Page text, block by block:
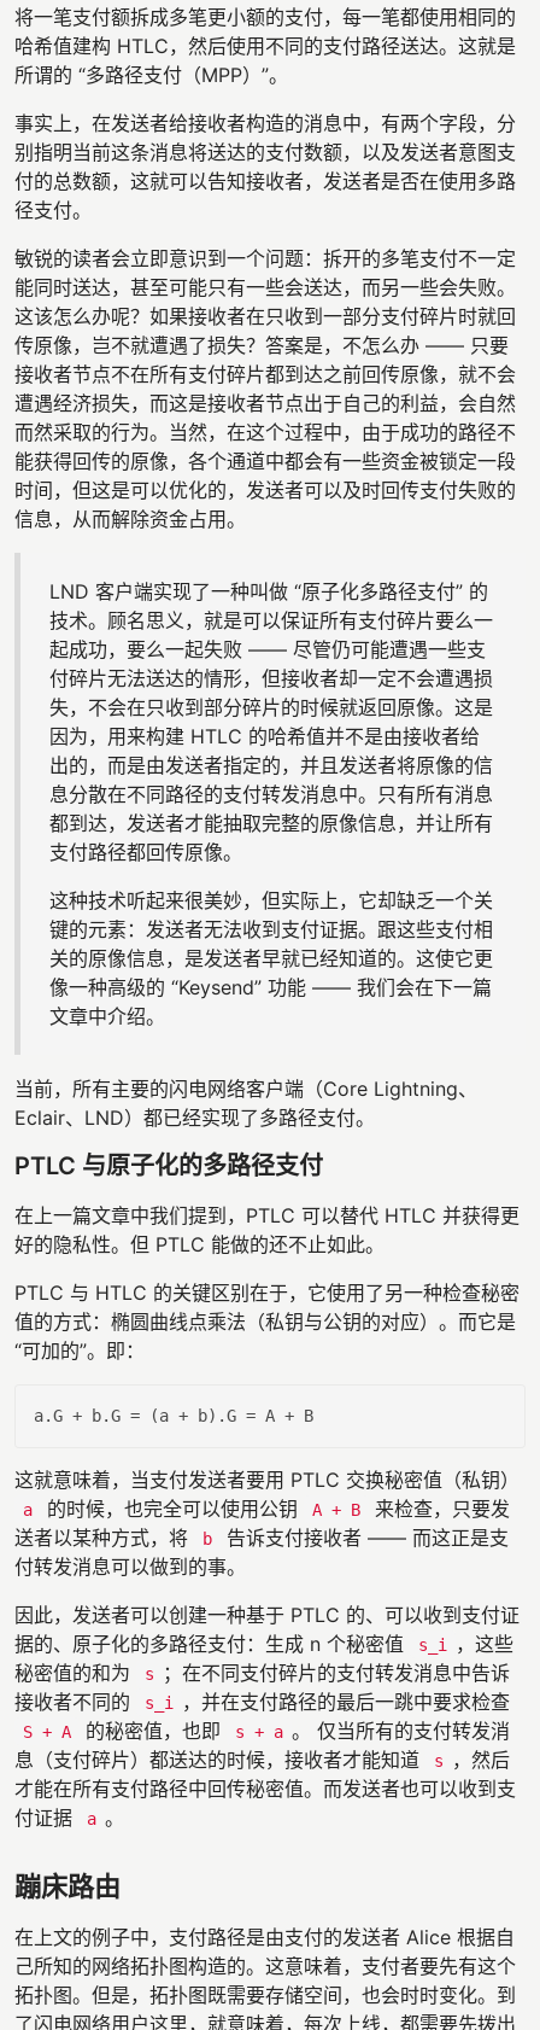
将一笔支付额拆成多笔更小额的支付，每一笔都使用相同的
哈希值建构 HTLC，然后使用不同的支付路径送达。这就是
所谓的 “多路径支付（MPP）”。
事实上，在发送者给接收者构造的消息中，有两个字段，分
别指明当前这条消息将送达的支付数额，以及发送者意图支
付的总数额，这就可以告知接收者，发送者是否在使用多路
径支付。
敏锐的读者会立即意识到一个问题：拆开的多笔支付不一定
能同时送达，甚至可能只有一些会送达，而另一些会失败。
这该怎么办呢？如果接收者在只收到一部分支付碎片时就回
传原像，岂不就遭遇了损失？答案是，不怎么办 —— 只要
接收者节点不在所有支付碎片都到达之前回传原像，就不会
遭遇经济损失，而这是接收者节点出于自己的利益，会自然
而然采取的行为。当然，在这个过程中，由于成功的路径不
能获得回传的原像，各个通道中都会有一些资金被锁定一段
时间，但这是可以优化的，发送者可以及时回传支付失败的
信息，从而解除资金占用。
LND 客户端实现了一种叫做 “原子化多路径支付” 的
技术。顾名思义，就是可以保证所有支付碎片要么一
起成功，要么一起失败 —— 尽管仍可能遭遇一些支
付碎片无法送达的情形，但接收者却一定不会遭遇损
失，不会在只收到部分碎片的时候就返回原像。这是
因为，用来构建 HTLC 的哈希值并不是由接收者给
出的，而是由发送者指定的，并且发送者将原像的信
息分散在不同路径的支付转发消息中。只有所有消息
都到达，发送者才能抽取完整的原像信息，并让所有
支付路径都回传原像。
这种技术听起来很美妙，但实际上，它却缺乏一个关
键的元素：发送者无法收到支付证据。跟这些支付相
关的原像信息，是发送者早就已经知道的。这使它更
像一种高级的 “Keysend” 功能 —— 我们会在下一篇
文章中介绍。
当前，所有主要的闪电网络客户端（Core Lightning、
Eclair、LND）都已经实现了多路径支付。
PTLC 与原子化的多路径支付
在上一篇文章中我们提到，PTLC 可以替代 HTLC 并获得更
好的隐私性。但 PTLC 能做的还不止如此。
PTLC 与 HTLC 的关键区别在于，它使用了另一种检查秘密
值的方式：椭圆曲线点乘法（私钥与公钥的对应）。而它是
“可加的”。即：
这就意味着，当支付发送者要用 PTLC 交换秘密值（私钥）
a 的时候，也完全可以使用公钥 A + B
来检查，只要发
送者以某种方式，将
b
告诉支付接收者 —— 而这正是支
付转发消息可以做到的事。
因此，发送者可以创建一种基于 PTLC 的、可以收到支付证
据的、原子化的多路径支付：生成 n 个秘密值
s_i
，这些
秘密值的和为
s
；在不同支付碎片的支付转发消息中告诉
接收者不同的
s_i ，并在支付路径的最后一跳中要求检查
S + A 的秘密值，也即 s + a 。 仅当所有的支付转发消
息（支付碎片）都送达的时候，接收者才能知道
s
，然后
才能在所有支付路径中回传秘密值。而发送者也可以收到支
付证据
a 。
蹦床路由
在上文的例子中，支付路径是由支付的发送者 Alice 根据自
己所知的网络拓扑图构造的。这意味着，支付者要先有这个
拓扑图。但是，拓扑图既需要存储空间，也会时时变化。到
了闪电网络用户这里，就意味着，每次上线，都需要先拨出